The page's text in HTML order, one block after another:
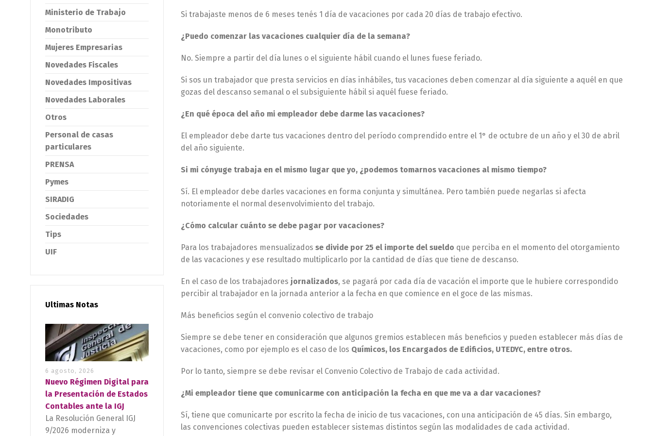
Si trabajaste menos de 6 meses tenés 1 día de vacaciones por cada 20 días de trabajo efectivo.
¿Puedo comenzar las vacaciones cualquier día de la semana?
No. Siempre a partir del día lunes o el siguiente hábil cuando el lunes fuese feriado.
Si sos un trabajador que presta servicios en días inhábiles, tus vacaciones deben comenzar al día siguiente a aquél en que
gozas del descanso semanal o el subsiguiente hábil si aquél fuese feriado.
¿En qué época del año mi empleador debe darme las vacaciones?
El empleador debe darte tus vacaciones dentro del período comprendido entre el 1° de octubre de un año y el 30 de abril
del año siguiente.
Si mi cónyuge trabaja en el mismo lugar que yo, ¿podemos tomarnos vacaciones al mismo tiempo?
Sí. El empleador debe darles vacaciones en forma conjunta y simultánea. Pero también puede negarlas si afecta
notoriamente el normal desenvolvimiento del trabajo.
¿Cómo calcular cuánto se debe pagar por vacaciones?
Para los trabajadores mensualizados se divide por 25 el importe del sueldo que perciba en el momento del otorgamiento
de las vacaciones y ese resultado multiplicarlo por la cantidad de días que tiene de descanso.
En el caso de los trabajadores jornalizados, se pagará por cada día de vacación el importe que le hubiere correspondido
percibir al trabajador en la jornada anterior a la fecha en que comience en el goce de las mismas.
Más beneficios según el convenio colectivo de trabajo
Siempre se debe tener en consideración que algunos gremios establecen más beneficios y pueden establecer más días de
vacaciones, como por ejemplo es el caso de los Químicos, los Encargados de Edificios, UTEDYC, entre otros.
Por lo tanto, siempre se debe revisar el Convenio Colectivo de Trabajo de cada actividad.
¿Mi empleador tiene que comunicarme con anticipación la fecha en que me va a dar vacaciones?
Sí, tiene que comunicarte por escrito la fecha de inicio de tus vacaciones, con una anticipación de 45 días. Sin embargo,
las convenciones colectivas pueden establecer sistemas distintos según las modalidades de cada actividad.
Ministerio de Trabajo
Monotributo
Mujeres Empresarias
Novedades Fiscales
Novedades Impositivas
Novedades Laborales
Otros
Personal de casas
particulares
PRENSA
Pymes
SIRADIG
Sociedades
Tips
UIF
Ultimas Notas
6 agosto, 2026
Nuevo Régimen Digital para
la Presentación de Estados
Contables ante la IGJ
La Resolución General IGJ
9/2026 moderniza y